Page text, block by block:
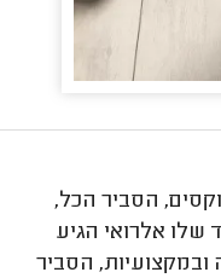
הסביר הכל,
שלו אלרואי הגיע
הסביר